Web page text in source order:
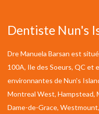
Dentiste Nun's
Dre Manuela Barsan est
100A, Ile des Soeurs, QC et
environnantes de Nun's
Montreal West, Hampstead,
Dame-de-Grace,